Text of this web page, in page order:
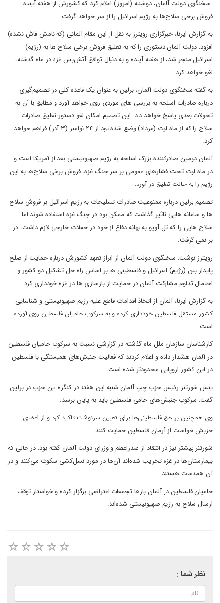
سخنگوی دولت آلمان، دوشنبه (امروز) اعلام کرد که کشورش از هفته آینده
فروش برخی سلاح‌ها به رژیم اسرائیل را از سر خواهد گرفت.
به گزارش ایرنا، خبرگزاری رویترز به نقل از این مقام آلمانی (که نامش فاش نشده)
افزود: دولت آلمان دستوری را که به تعلیق فروش برخی سلاح ها به (رژیم)
اسرائیل منجر شد، از هفته آینده و به دنبال توافق آتش‌بس غزه در ماه گذشته،
لغو خواهد کرد.
به گفته سخنگوی دولت آلمان، برلین به عنوان یک قاعده کلی در تصمیم‌گیری
درباره صادرات اسلحه به بررسی های موردی روی خواهد آورد و مطابق با آن به
تحولات بعدی پاسخ خواهد داد. این تصمیم امکان لغو دستور تعلیق صادرات
سلاح را که از ماه اوت (مرداد) وضع شده بود از ۲۴ نوامبر (۳ آذر) فراهم خواهد
کرد.
آلمان دومین صادرکننده بزرگ اسلحه به رژیم صهیونیستی بعد از آمریکا است و
در ماه اوت تحت فشارهای عمومی بر سر جنگ غزه، فروش برخی سلاح‌ها به این
رژیم را به حالت تعلیق در آورد.
تصمیم برلین درباره ممنوعیت صادرات تسلیحات به رژیم اسرائیل بر فروش سلاح
ها و سامانه هایی تاثیر گذاشت که ممکن بود در جنگ غزه استفاده شوند اما
سلاح هایی را که تل آویو به بهانه دفاع از خود در حملات خارجی لازم داشت، در
بر نمی گرفت.
رویترز نوشت: سخنگوی دولت آلمان از ابراز تعهد کشورش درباره حمایت از صلح
پایدار بین (رژیم) اسرائیل و فلسطینی ها بر اساس راه حل تشکیل دو کشور و
احتمال تداوم مشارکت آلمان در حمایت از بازسازی ها در غزه خودداری کرد.
به گزارش ایرنا، آلمان از اتخاذ اقدامات قاطع علیه رژیم صهیونیستی و شناسایی
کشور مستقل فلسطین خودداری کرده و به سرکوب حامیان فلسطین روی آورده
است.
کارشناسان سازمان ملل ماه گذشته در گزارشی نسبت به سرکوب حامیان فلسطین
در آلمان هشدار داده و اعلام کردند که فعالیت جنبش‌های همبستگی با فلسطین
در این کشور اروپایی محدودتر شده است.
ینس شورتنر رئیس حزب چپ آلمان شنبه این هفته در کنگره این حزب در برلین
گفت: سرکوب جنبش‌های حامی فلسطین باید به پایان برسد.
وی همچنین بر حق فلسطینی‌ها برای تعیین سرنوشت تاکید کرد و از اعضای
حزبش خواست از آرمان فلسطین حمایت کنند.
شورتنر پیشتر نیز در انتقاد از صدراعظم و وزرای دولت آلمان گفته بود: در حالی که
بیمارستان‌ها در غزه تخریب شده‌اند آن‌ها در مورد نسل‌کشی سکوت می‌کنند و در
آن همدست هستند.
حامیان فلسطین در آلمان بارها تجمعات اعتراضی برگزار کرده و خواستار توقف
ارسال سلاح به رژیم صهیونیستی شده‌اند.
نظر شما :